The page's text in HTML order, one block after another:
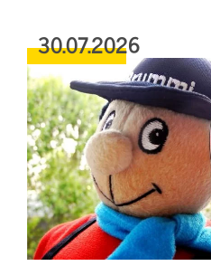
30.07.2026